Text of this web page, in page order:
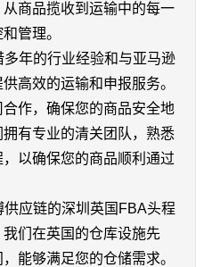
商品揽收到运输中的每一
管理。
年的行业经验和与亚马逊
高效的运输和申报服务。
作，确保您的商品安全地
有专业的清关团队，熟悉
以确保您的商品顺利通过
应链的深圳英国FBA头程
们在英国的仓库设施先
能够满足您的仓储需求。